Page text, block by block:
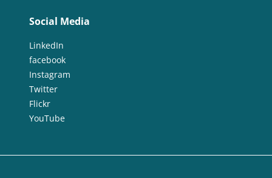
Social Media
LinkedIn
facebook
Instagram
Twitter
Flickr
YouTube